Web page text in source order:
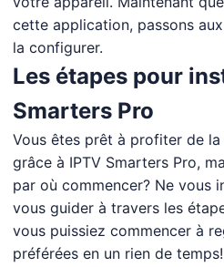
cette application, passons
la configurer.
Les étapes pour
Smarters Pro
Vous êtes prêt à profiter de
grâce à IPTV Smarters Pro,
par où commencer? Ne vous
vous guider à travers les
vous puissiez commencer à
préférées en un rien de temps!